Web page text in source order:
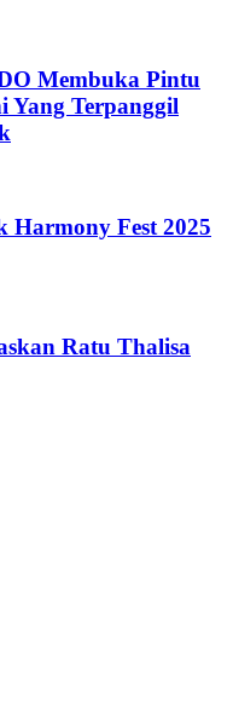
Membuka Pintu
Yang Terpanggil
Harmony Fest 2025
Ratu Thalisa